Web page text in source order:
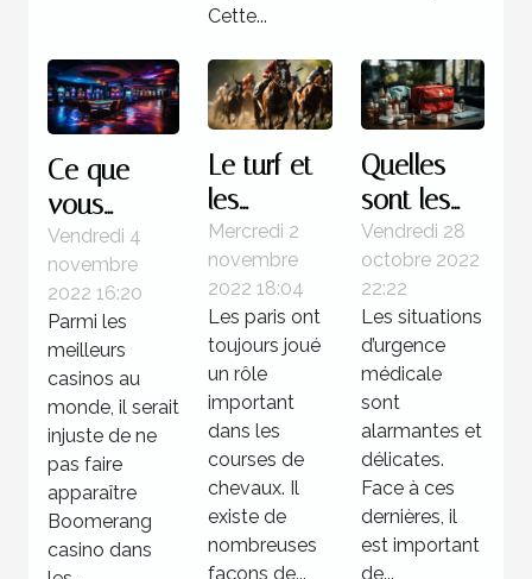
Cette...
Ce que
vous
devez
savoir sur
Boomerang
casino
Vendredi 4
novembre
2022 16:20
Parmi les
meilleurs
casinos au
monde, il serait
injuste de ne
pas faire
apparaître
Boomerang
casino dans
Le turf et
les
courses
hippiques
Mercredi 2
novembre
2022 18:04
Les paris ont
toujours joué
un rôle
important
dans les
courses de
chevaux. Il
existe de
nombreuses
façons de...
Quelles
sont les
étapes à
suivre face
à une
situation
d’urgence
médicale
?
Vendredi 28
octobre 2022
22:22
Les situations
d’urgence
médicale
sont
alarmantes et
délicates.
Face à ces
dernières, il
est important
de...